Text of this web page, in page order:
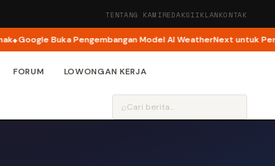
TENTANG KAMIREDAKSIIKLANKONTAK
Google Buka Pengembangan Model AI WeatherNext untuk
FORUM LOWONGAN KERJA
⌕